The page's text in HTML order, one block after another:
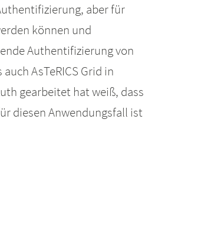
aber für
können und
Authentifizierung von
AsTeRICS Grid in
gearbeitet hat weiß, dass
diesen Anwendungsfall ist